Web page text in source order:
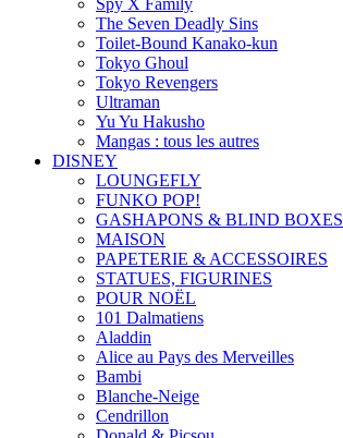
Spy X Family
The Seven Deadly Sins
Toilet-Bound Kanako-kun
Tokyo Ghoul
Tokyo Revengers
Ultraman
Yu Yu Hakusho
Mangas : tous les autres
DISNEY
LOUNGEFLY
FUNKO POP!
GASHAPONS & BLIND BOXES
MAISON
PAPETERIE & ACCESSOIRES
STATUES, FIGURINES
POUR NOËL
101 Dalmatiens
Aladdin
Alice au Pays des Merveilles
Bambi
Blanche-Neige
Cendrillon